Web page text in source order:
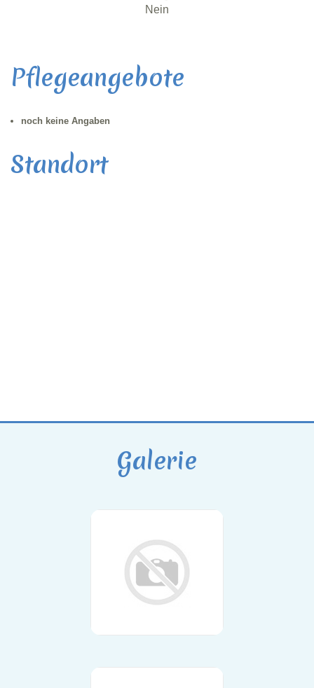
Nein
Pflegeangebote
noch keine Angaben
Standort
Galerie